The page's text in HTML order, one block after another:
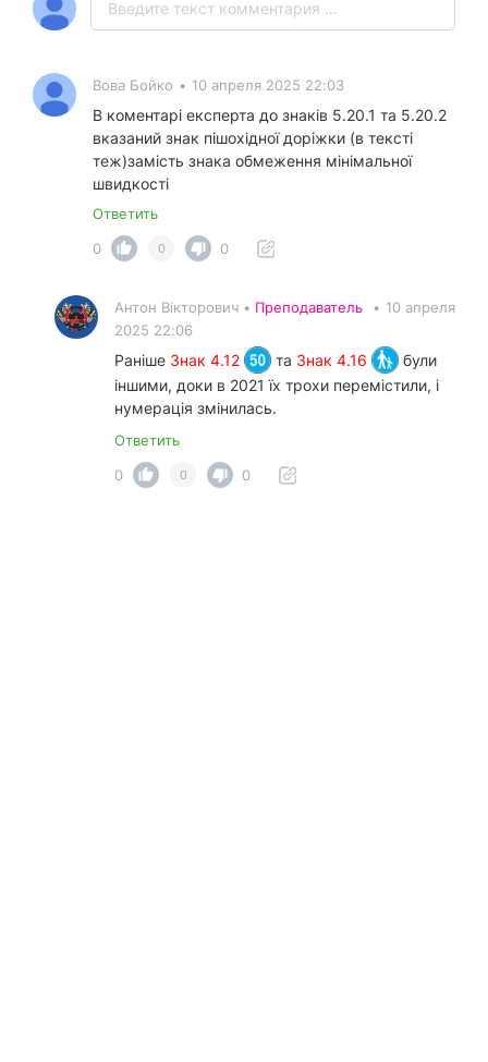
Вова Бойко • 10 апреля 2025 22:03
В коментарі експерта до знаків 5.20.1 та 5.20.2
вказаний знак пішохідної доріжки (в тексті
теж)замість знака обмеження мінімальної
швидкості
Ответить
0
0 0
Антон Вікторович • Преподаватель • 10 апреля
2025 22:06
Раніше Знак 4.12 та Знак 4.16
були
іншими, доки в 2021 їх трохи перемістили, і
нумерація змінилась.
Ответить
0
0 0